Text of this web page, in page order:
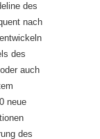
des
nach
des
auch
neue
des